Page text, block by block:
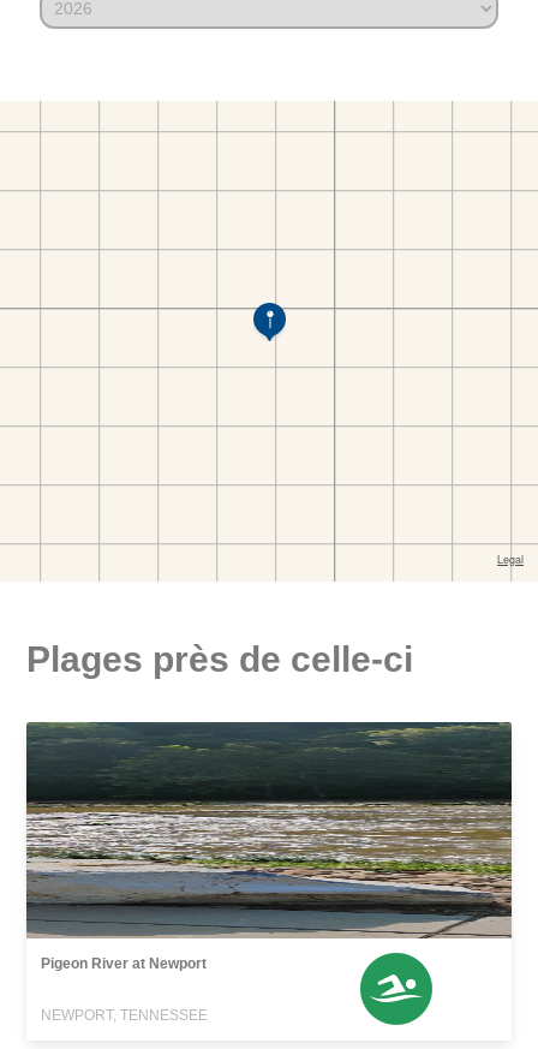
Plages près de celle-ci
Pigeon River at Newport
NEWPORT, TENNESSEE